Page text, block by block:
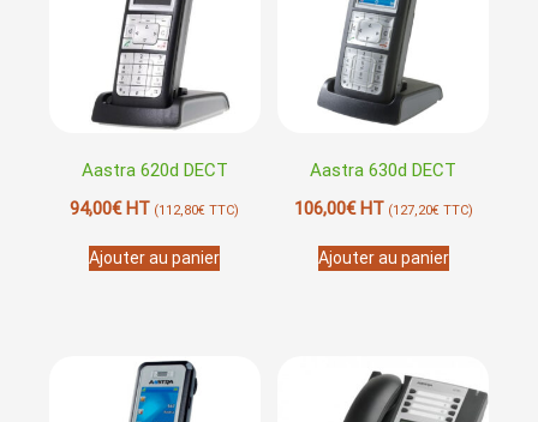
Aastra 620d DECT
94,00€HT (112,80€ TTC)
Ajouter au panier
Aastra 630d DECT
106,00€HT (127,20€TTC)
Ajouter au panier